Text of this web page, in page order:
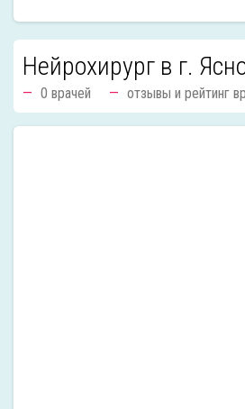
Нейрохирург в г.
0 врачей отзывы и рейтинг